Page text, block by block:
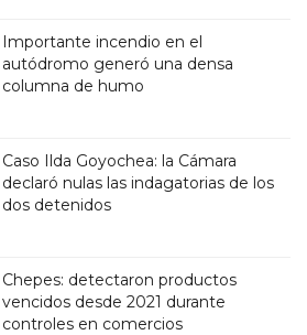
Importante incendio en el
autódromo generó una densa
columna de humo
Caso Ilda Goyochea: la Cámara
declaró nulas las indagatorias de los
dos detenidos
Chepes: detectaron productos
vencidos desde 2021 durante
controles en comercios